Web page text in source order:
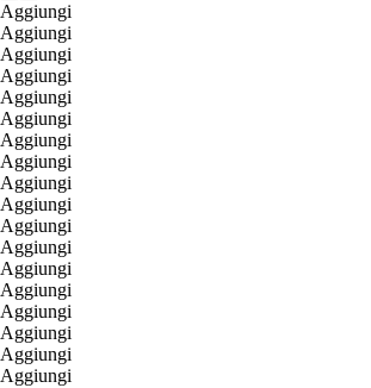
Aggiungi
Aggiungi
Aggiungi
Aggiungi
Aggiungi
Aggiungi
Aggiungi
Aggiungi
Aggiungi
Aggiungi
Aggiungi
Aggiungi
Aggiungi
Aggiungi
Aggiungi
Aggiungi
Aggiungi
Aggiungi